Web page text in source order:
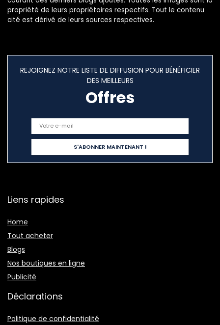
propriété de leurs propriétaires respectifs. Tout le contenu
cité est dérivé de leurs sources respectives.
REJOIGNEZ NOTRE LISTE DE DIFFUSION POUR BÉNÉFICIER
DES MEILLEURS
Offres
Liens rapides
Home
Tout acheter
Blogs
Nos boutiques en ligne
Publicité
Déclarations
Politique de confidentialité